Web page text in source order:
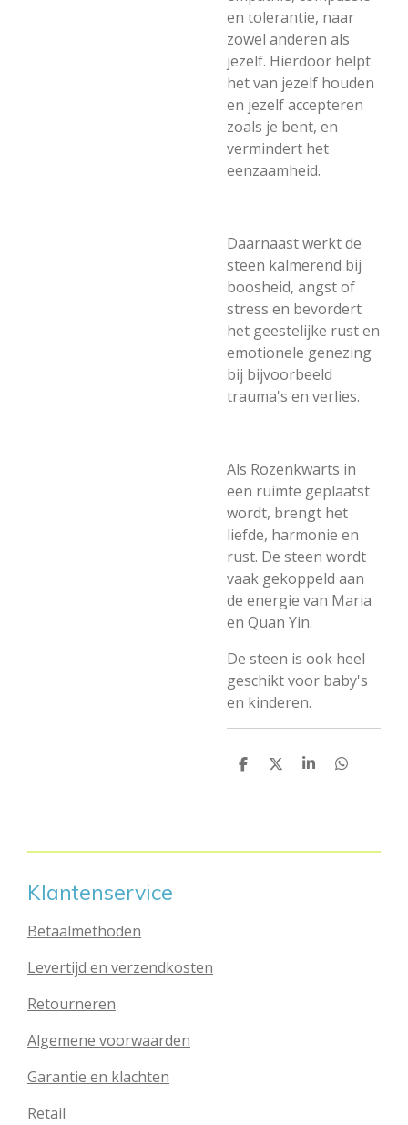
en tolerantie, naar
zowel anderen als
jezelf. Hierdoor helpt
het van jezelf houden
en jezelf accepteren
zoals je bent, en
vermindert het
eenzaamheid.
Daarnaast werkt de
steen kalmerend bij
boosheid, angst of
stress en bevordert
het geestelijke rust en
emotionele genezing
bij bijvoorbeeld
trauma's en verlies.
Als Rozenkwarts in
een ruimte geplaatst
wordt, brengt het
liefde, harmonie en
rust. De steen wordt
vaak gekoppeld aan
de energie van Maria
en Quan Yin.
De steen is ook heel
geschikt voor baby's
en kinderen.
D
D
S
D
Klantenservice
Betaalmethoden
Levertijd en verzendkosten
Retourneren
Algemene voorwaarden
Garantie en klachten
Retail